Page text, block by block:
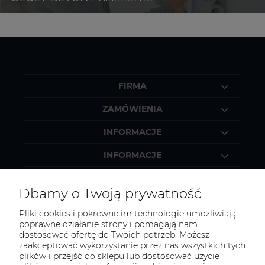
FIRMA
ZAMÓWIENIA
INFORMACJE
INFORMACJE
KONTAKT
Zapraszamy do kontaktu:
Dbamy o Twoją prywatność
Pliki cookies i pokrewne im technologie umożliwiają
poprawne działanie strony i pomagają nam
dostosować ofertę do Twoich potrzeb. Możesz
zaakceptować wykorzystanie przez nas wszystkich tych
plików i przejść do sklepu lub dostosować użycie